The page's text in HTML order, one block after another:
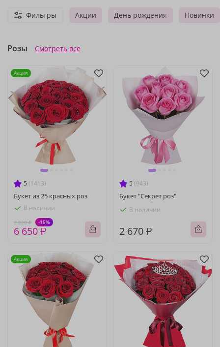
Акции День рождения Новинки
Фильтры
Розы Смотреть все
5 (1413)
Букет из 25 красных роз
В наличии
7 820 ₽ -15%
6 650 ₽
Акция
5 (943)
Букет "Секрет роз"
В наличии
2 670 ₽
Акция